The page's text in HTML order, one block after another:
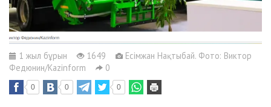
1 жыл бұрын 1649
Есімжан Нақтыбай. Фото: Виктор
Федюнин/Kazinform
0
0 0 0